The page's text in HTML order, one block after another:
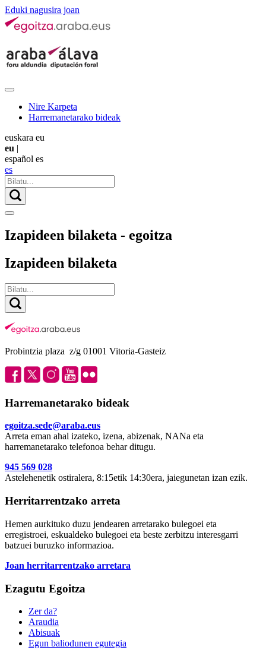
Eduki nagusira joan
Nire Karpeta
Harremanetarako bideak
euskara eu
eu |
español es
es
Izapideen bilaketa - egoitza
Izapideen bilaketa
Probintzia plaza z/g 01001 Vitoria-Gasteiz
Harremanetarako bideak
egoitza.sede@araba.eus
Arreta eman ahal izateko, izena, abizenak, NANa eta
harremanetarako telefonoa behar ditugu.
945 569 028
Astelehenetik ostiralera, 8:15etik 14:30era, jaiegunetan izan ezik.
Herritarrentzako arreta
Hemen aurkituko duzu jendearen arretarako bulegoei eta
erregistroei, eskualdeko bulegoei eta beste zerbitzu interesgarri
batzuei buruzko informazioa.
Joan herritarrentzako arretara
Ezagutu Egoitza
Zer da?
Araudia
Abisuak
Egun baliodunen egutegia